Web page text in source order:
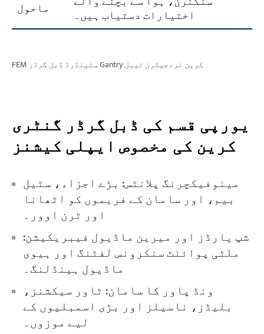
ماحول اختیارات دستیاب ہیں۔
FEM سٹینڈرڈ ڈبل گرڈر Gantry کرین نردجیکرن ٹیبل
یورپی قسم کی ڈبل گرڈر گنٹری
کرین کی مخصوص ایپلی کیشنز
مینوفیکچرنگ پلانٹس: بڑے اجزاء، سٹیل
بیم، اور سامان کے فریموں کو اٹھانا
اور ٹرن اوور۔
شپ یارڈز اور میرین ماڈیول فیبریکیشن:
ملٹی پوائنٹ سنکرونس لفٹنگ اور ہیوی
ماڈیول ہینڈلنگ۔
ونڈ پاور کا سامان: ٹاور سیکشنز،
بلیڈز، ناسیلز اور بڑی اسمبلیوں کے
لیے موزوں۔